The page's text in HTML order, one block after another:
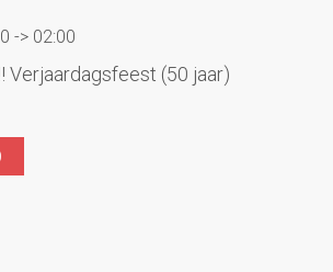
-> 02:00
Verjaardagsfeest (50 jaar)